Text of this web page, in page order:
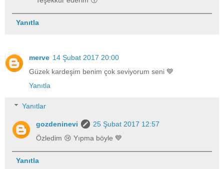
Yanıtla
merve 14 Şubat 2017 20:00
Güzek kardeşim benim çok seviyorum seni 💙
Yanıtla
Yanıtlar
gozdeninevi
25 Şubat 2017 12:57
Özledim 😢 Yıpma böyle 💙
Yanıtla